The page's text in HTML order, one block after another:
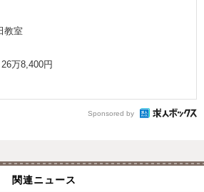
教室
万8,400円
Sponsored by
関連ニュース